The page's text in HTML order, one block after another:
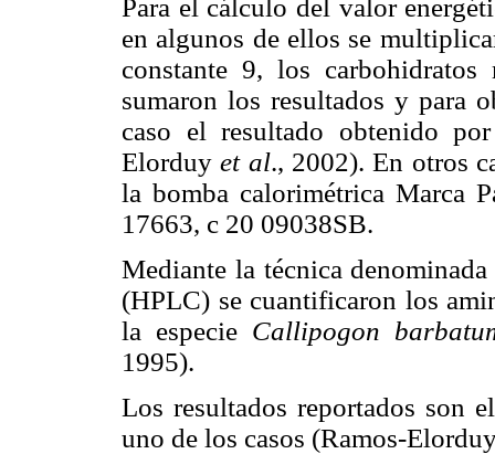
Para el cálculo del valor
en algunos de ellos se
constante 9, los
sumaron los resultados y para
caso el resultado obtenido
Elorduyet al., 2002). En otros
la bomba calorimétrica Marca
17663, c 20 09038SB.
Mediante la técnica
(HPLC) se cuantificaron los
la especie Callipogon
1995).
Los resultados reportados son
uno de los casos (Ramos-